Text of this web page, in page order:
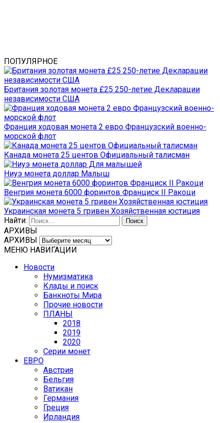
ПОПУЛЯРНОЕ
Британия золотая монета £25 250-летие Декларации
независимости США
Франция ходовая монета 2 евро Французский военно-
морской флот
Канада монета 25 центов Официальный талисман
Ниуэ монета доллар Малыш
Венгрия монета 6000 форинтов Франциск II Ракоци
Украинская монета 5 гривен Хозяйственная юстиция
Найти:
АРХИВЫ
АРХИВЫ
МЕНЮ НАВИГАЦИИ
Новости
Нумизматика
Клады и поиск
Банкноты Мира
Прочие новости
ПЛАНЫ
2018
2019
2020
Серии монет
ЕВРО
Австрия
Бельгия
Ватикан
Германия
Греция
Ирландия